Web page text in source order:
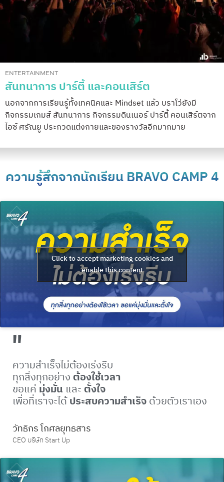
ENTERTAINMENT
สันทนาการ ปาร์ตี้ และคอนเสิร์ต
นอกจากการเรียนรู้ทั้งเทคนิคและ Mindset แล้ว บราโว่ยังมี
กิจกรรมเกมส์ สันทนาการ กิจกรรมดินเนอร์ ปาร์ตี้ คอนเสิร์ตจาก
ไอซ์ ศรัณยู ประกวดแต่งกายและของรางวัลอีกมากมาย
ความรู้สึกจากนักเรียน BRAVO CAMP 4
Click to accept marketing cookies and
enable this content
"
ความสำเร็จไม่ต้องเร่งรีบ
ทุกสิ่งทุกอย่างต้องใช้เวลา
ขอแค่ มุ่งมั่น และตั้งใจ
เพื่อที่เราจะได้ประสบความสำเร็จด้วยตัวเราเอง
วัทธิกร โกศลยุทธสาร
CEO บริษัท Start Up